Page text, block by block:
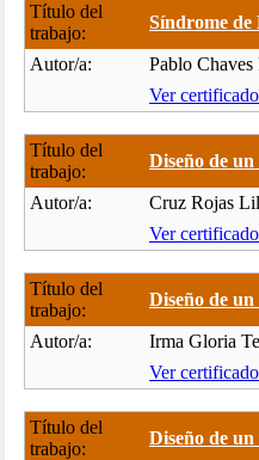
Título del
trabajo:
Síndrome de
Autor/a:
Pablo Chaves
Ver certificado
Título del
trabajo:
Diseño de
Autor/a:
Cruz Rojas
Ver certificado
Título del
trabajo:
Diseño de
Autor/a:
Irma Gloria
Ver certificado
Título del
trabajo:
Diseño de